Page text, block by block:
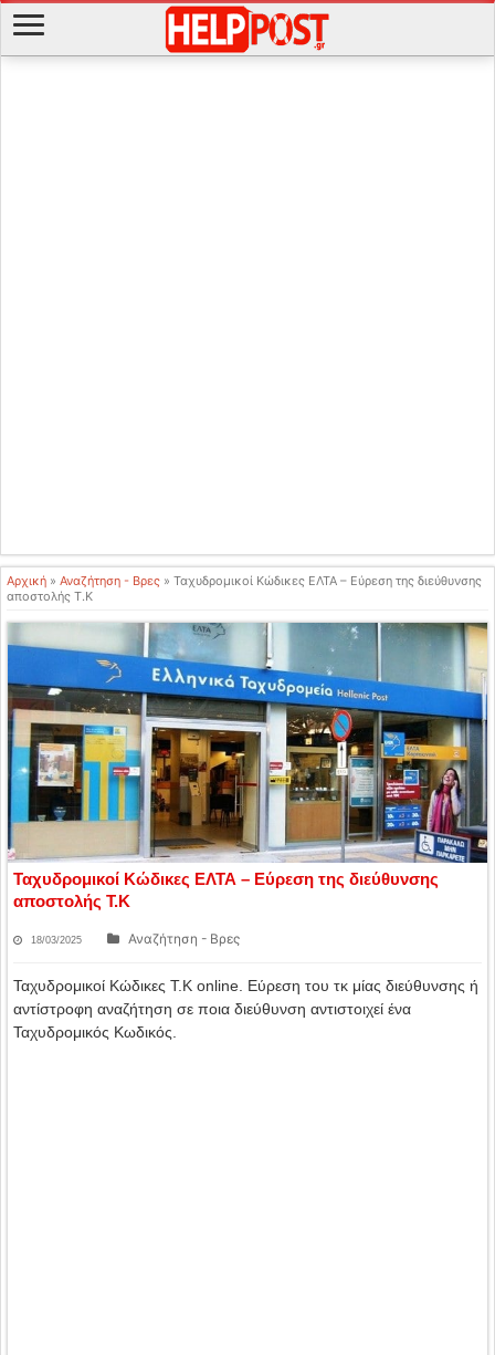
Αρχική » Αναζήτηση - Βρες » Ταχυδρομικοί Κώδικες ΕΛΤΑ – Εύρεση της διεύθυνσης
αποστολής Τ.Κ
Ταχυδρομικοί Κώδικες ΕΛΤΑ – Εύρεση της διεύθυνσης
αποστολής Τ.Κ
18/03/2025 Αναζήτηση - Βρες
Ταχυδρομικοί Κώδικες Τ.Κ online. Εύρεση του τκ μίας διεύθυνσης ή
αντίστροφη αναζήτηση σε ποια διεύθυνση αντιστοιχεί ένα
Ταχυδρομικός Κωδικός.